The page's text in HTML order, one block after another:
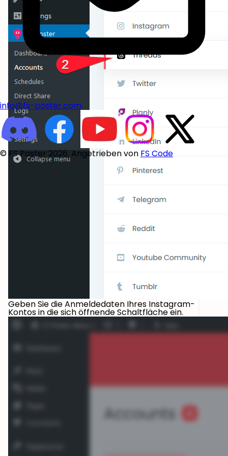
info@fs-poster.com
© FS Poster 2026. Angetrieben von FS Code
Geben Sie die Anmeldedaten Ihres Instagram-
Kontos in die sich öffnende Schaltfläche ein.